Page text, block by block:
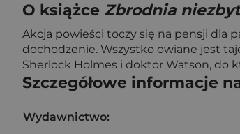
O książce Zbrodnia
Akcja powieści toczy się na pensji dla
dochodzenie. Wszystko owiane jest
Sherlock Holmes i doktor Watson, do
Szczegółowe informacje
Wydawnictwo: